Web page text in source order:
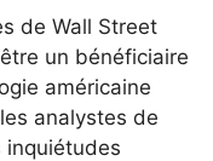
de Wall Street
un bénéficiaire
américaine
analystes de
inquiétudes